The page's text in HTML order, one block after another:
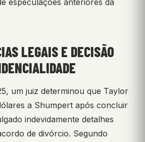
especulações anteriores da
LEGAIS E DECISÃO
um juiz determinou que Taylor
a Shumpert após concluir
indevidamente detalhes
de divórcio. Segundo